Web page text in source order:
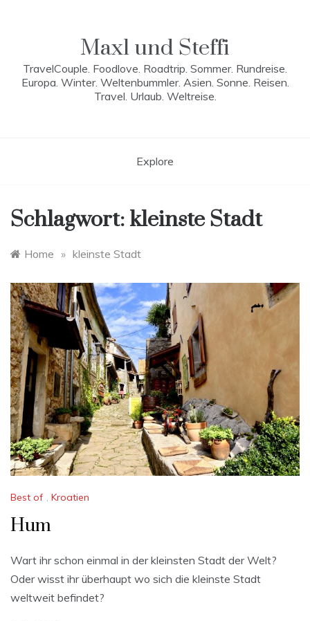
Maxl und Steffi
TravelCouple. Foodlove. Roadtrip. Sommer. Rundreise.
Europa. Winter. Weltenbummler. Asien. Sonne. Reisen.
Travel. Urlaub. Weltreise.
Explore
Schlagwort: kleinste Stadt
Home » kleinste Stadt
Best of , Kroatien
Hum
Wart ihr schon einmal in der kleinsten Stadt der Welt?
Oder wisst ihr überhaupt wo sich die kleinste Stadt
weltweit befindet?